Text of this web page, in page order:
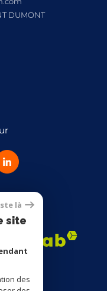
DUMONT
là
site
des